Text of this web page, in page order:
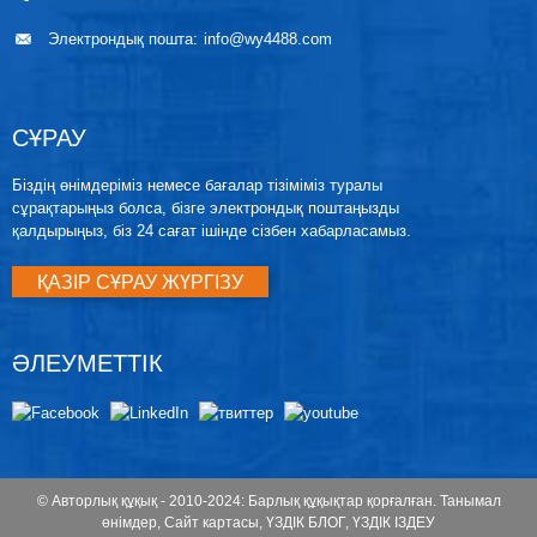
Электрондық пошта: info@wy4488.com
СҰРАУ
Біздің өнімдеріміз немесе бағалар тізіміміз туралы
сұрақтарыңыз болса, бізге электрондық поштаңызды
қалдырыңыз, біз 24 сағат ішінде сізбен хабарласамыз.
ҚАЗІР СҰРАУ ЖҮРГІЗУ
ӘЛЕУМЕТТІК
© Авторлық құқық - 2010-2024: Барлық құқықтар қорғалған. Танымал
өнімдер, Сайт картасы, ҮЗДІК БЛОГ, ҮЗДІК ІЗДЕУ